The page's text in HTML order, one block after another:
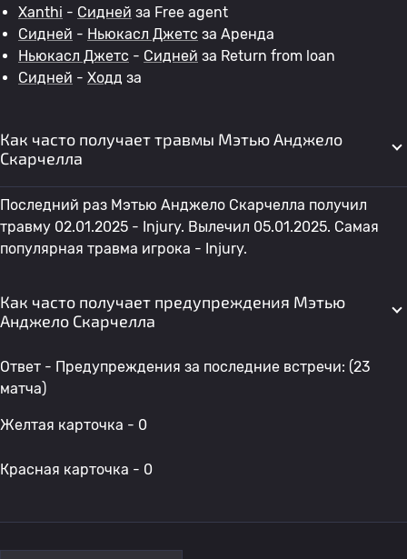
Xanthi - Сидней за Free agent
Сидней - Ньюкасл Джетс за Аренда
Ньюкасл Джетс - Сидней за Return from loan
Сидней - Ходд за
Как часто получает травмы Мэтью Анджело
Скарчелла
Последний раз Мэтью Анджело Скарчелла получил
травму 02.01.2025 - Injury. Вылечил 05.01.2025. Самая
популярная травма игрока - Injury.
Как часто получает предупреждения Мэтью
Анджело Скарчелла
Ответ - Предупреждения за последние встречи: (23
матча)
Желтая карточка - 0
Красная карточка - 0